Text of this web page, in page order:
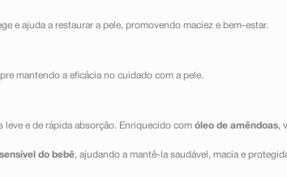
e ajuda a restaurar a pele, promovendo maciez e bem-estar.
mantendo a eficácia no cuidado com a pele.
e de rápida absorção. Enriquecido com óleo de amêndoas,
do bebê, ajudando a mantê-la saudável, macia e